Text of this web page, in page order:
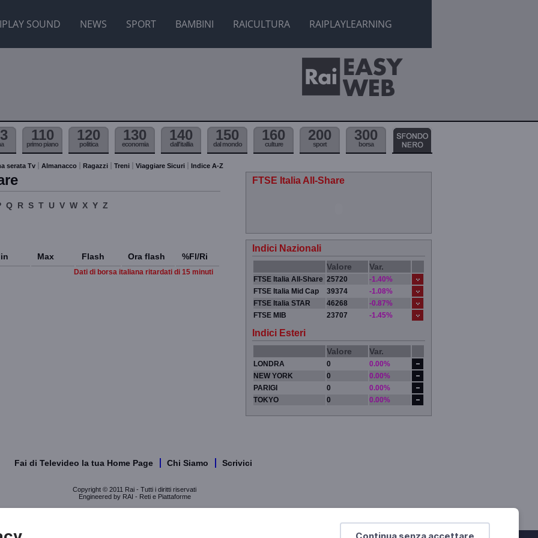
SOUND NEWS SPORT BAMBINI RAICULTURA RAIPLAYLEARNING
Continua senza accettare
110
primo piano
120
politica
130
economia
140
dall'itallia
150
dal mondo
160
culture
200
sport
300
borsa
serata Tv Almanacco Ragazzi Treni Viaggiare Sicuri Indice A-Z
Q R S T U V W X Y Z
Max Flash Ora flash %Fl/Ri
Dati di borsa italiana ritardati di 15 minuti
FTSE Italia All-Share
Indici Nazionali
Valore Var.
FTSE Italia All-Share 25720
-1.40%
FTSE Italia Mid Cap
39374
-1.08%
FTSE Italia STAR
46268
-0.87%
FTSE MIB
23707 -1.45%
Indici Esteri
Valore Var.
LONDRA 0
0.00%
NEW YORK
0
0.00%
PARIGI
0
0.00%
TOKYO
0 0.00%
Fai di Televideo la tua Home Page Chi Siamo Scrivici
Copyright © 2011 Rai - Tutti i diritti riservati
Engineered by RAI - Reti e Piattaforme